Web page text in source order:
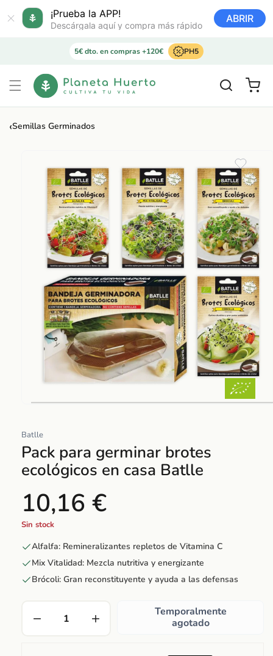
¡Prueba la APP!
Descárgala aquí y compra más rápido
ABRIR
directamente
al contenido
5€ dto. en compras +120€ PH5
Carrito
‹Semillas Germinados
información
del producto
multimedia
1
una
ventana
modal
Batlle
Pack para germinar brotes
ecológicos en casa Batlle
10,16 €
Sin stock
Alfalfa: Remineralizantes repletos de Vitamina C
Mix Vitalidad: Mezcla nutritiva y energizante
Brócoli: Gran reconstituyente y ayuda a las defensas
Temporalmente
agotado